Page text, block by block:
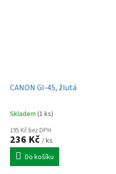
CANON GI-45, žlutá
Skladem (1 ks)
195 Kč bez DPH
236 Kč / ks
Do košíku